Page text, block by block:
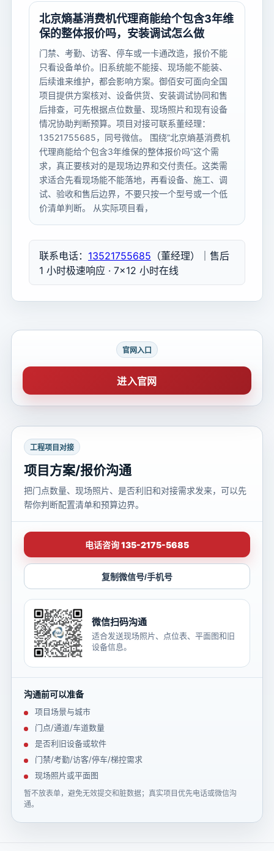
北京熵基消费机代理商能给个包含3年维
保的整体报价吗，安装调试怎么做
门禁、考勤、访客、停车或一卡通改造，报价不能
只看设备单价。旧系统能不能接、现场能不能装、
后续谁来维护，都会影响方案。御佰安可面向全国
项目提供方案核对、设备供货、安装调试协同和售
后排查，可先根据点位数量、现场照片和现有设备
情况协助判断预算。项目对接可联系董经理：
13521755685，同号微信。 围绕“北京熵基消费机
代理商能给个包含3年维保的整体报价吗”这个需
求，真正要核对的是现场边界和交付责任。这类需
求适合先看现场能不能落地，再看设备、施工、调
试、验收和售后边界，不要只按一个型号或一个低
价清单判断。 从实际项目看，
联系电话： 13521755685 （董经理）｜售后
1 小时极速响应 · 7×12 小时在线
官网入口
进入官网
工程项目对接
项目方案/报价沟通
把门点数量、现场照片、是否利旧和对接需求发来，可以先
帮你判断配置清单和预算边界。
电话咨询 135-2175-5685
复制微信号/手机号
微信扫码沟通
适合发送现场照片、点位表、平面图和旧
设备信息。
沟通前可以准备
项目场景与城市
门点/通道/车道数量
是否利旧设备或软件
门禁/考勤/访客/停车/梯控需求
现场照片或平面图
暂不放表单，避免无效提交和脏数据；真实项目优先电话或微信沟
通。